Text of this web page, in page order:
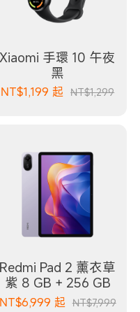
Xiaomi 手環 10 午夜
黑
NT$1,199 起 NT$1,299
Redmi Pad 2 薰衣草
紫 8 GB + 256 GB
NT$6,999 起 NT$7,999